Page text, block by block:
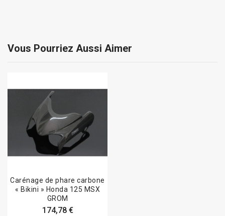
Vous Pourriez Aussi Aimer
Carénage de phare carbone
« Bikini » Honda 125 MSX
GROM
174,78 €